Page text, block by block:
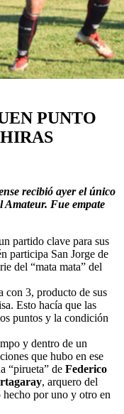
PUNTO
recibió ayer el único
Amateur. Fue empate
partido clave para sus
participa San Jorge de
del “mata mata” del
con 3, producto de sus
Esto hacía que las
puntos y la condición
y dentro de un
que hubo en ese
“pirueta” de Federico
, arquero del
por uno y otro en